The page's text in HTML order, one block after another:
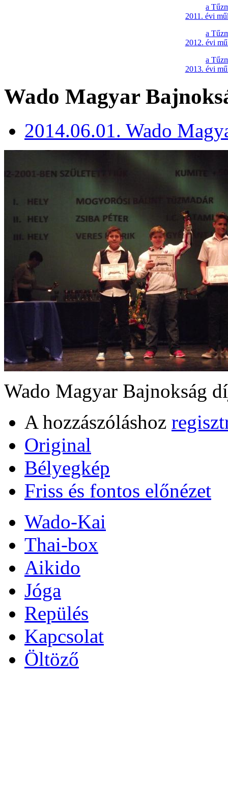
a
2011. évi
a
2012. évi
a
2013. évi
Wado Magyar
2014.06.01. Wado
Wado Magyar Bajnokság
A hozzászóláshoz
Original
Bélyegkép
Friss és fontos előnézet
Wado-Kai
Thai-box
Aikido
Jóga
Repülés
Kapcsolat
Öltöző